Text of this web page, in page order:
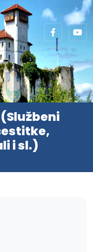
i sl.)